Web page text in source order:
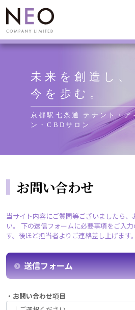
メインナビゲーション
未来を創造し、
今を歩む。
京都駅七条通 テナント・ア
ン・CBDサロン
お問い合わせ
当サイト内容にご質問等ございましたら
い。 下の送信フォームに必要事項をご入
す。後ほど担当者よりご連絡差し上げます。
送信フォーム
・お問い合わせ項目